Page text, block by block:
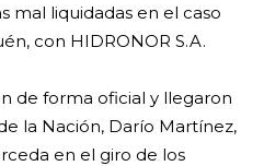
mal liquidadas en el caso
con HIDRONOR S.A.
de forma oficial y llegaron
la Nación, Darío Martínez,
en el giro de los